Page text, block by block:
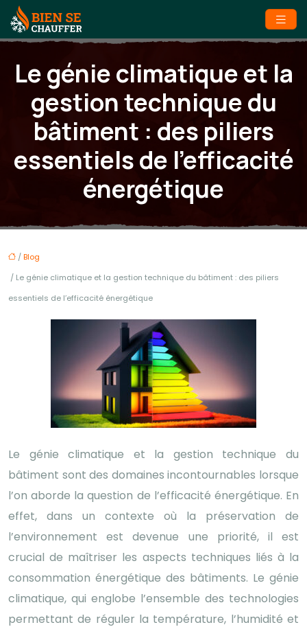
Le génie climatique et la
gestion technique du
bâtiment : des piliers
essentiels de l’efficacité
énergétique
/Blog
/ Le génie climatique et la gestion technique du bâtiment : des piliers
essentiels de l’efficacité énergétique
Le génie climatique et la gestion technique du
bâtiment sont des domaines incontournables lorsque
l’on aborde la question de l’efficacité énergétique. En
effet, dans un contexte où la préservation de
l’environnement est devenue une priorité, il est
crucial de maîtriser les aspects techniques liés à la
consommation énergétique des bâtiments. Le génie
climatique, qui englobe l’ensemble des technologies
permettant de réguler la température, l’humidité et